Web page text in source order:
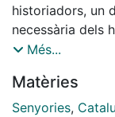
historiadors, un
necessària dels
senyor al darrer
hagué cap: el
mantingué
Més...
Matèries
Senyories,